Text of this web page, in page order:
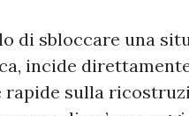
di sbloccare una
incide
rapide sulla